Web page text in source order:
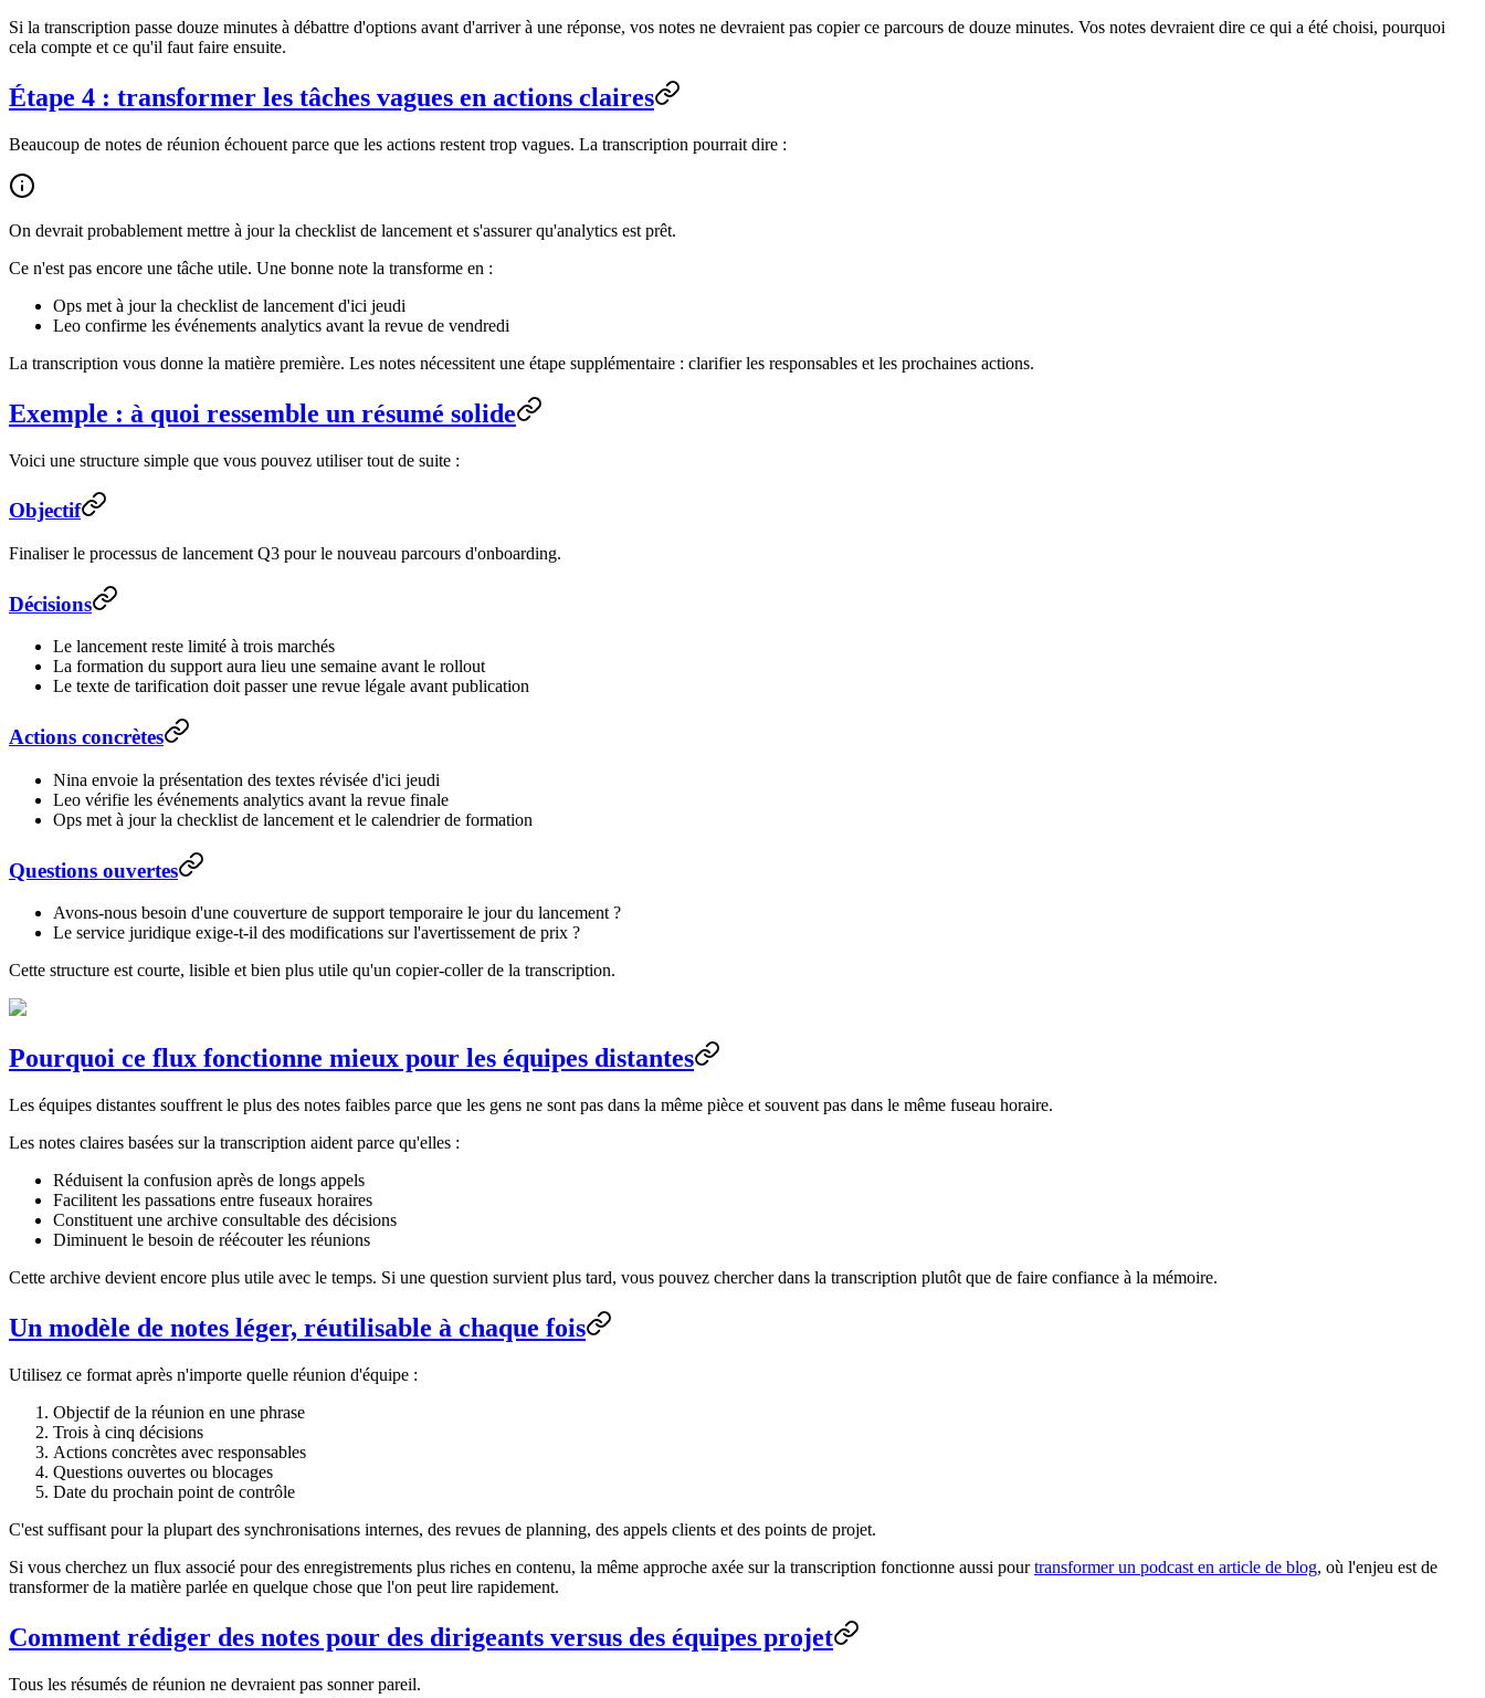
Si la transcription passe douze minutes à débattre d'options avant d'arriver à une réponse, vos notes ne devraient pas copier ce parcours de douze minutes. Vos notes devraient dire ce qui a été choisi, pourquoi
cela compte et ce qu'il faut faire ensuite.
Étape 4 : transformer les tâches vagues en actions claires
Beaucoup de notes de réunion échouent parce que les actions restent trop vagues. La transcription pourrait dire :
On devrait probablement mettre à jour la checklist de lancement et s'assurer qu'analytics est prêt.
Ce n'est pas encore une tâche utile. Une bonne note la transforme en :
Ops met à jour la checklist de lancement d'ici jeudi
Leo confirme les événements analytics avant la revue de vendredi
La transcription vous donne la matière première. Les notes nécessitent une étape supplémentaire : clarifier les responsables et les prochaines actions.
Exemple : à quoi ressemble un résumé solide
Voici une structure simple que vous pouvez utiliser tout de suite :
Objectif
Finaliser le processus de lancement Q3 pour le nouveau parcours d'onboarding.
Décisions
Le lancement reste limité à trois marchés
La formation du support aura lieu une semaine avant le rollout
Le texte de tarification doit passer une revue légale avant publication
Actions concrètes
Nina envoie la présentation des textes révisée d'ici jeudi
Leo vérifie les événements analytics avant la revue finale
Ops met à jour la checklist de lancement et le calendrier de formation
Questions ouvertes
Avons-nous besoin d'une couverture de support temporaire le jour du lancement ?
Le service juridique exige-t-il des modifications sur l'avertissement de prix ?
Cette structure est courte, lisible et bien plus utile qu'un copier-coller de la transcription.
Pourquoi ce flux fonctionne mieux pour les équipes distantes
Les équipes distantes souffrent le plus des notes faibles parce que les gens ne sont pas dans la même pièce et souvent pas dans le même fuseau horaire.
Les notes claires basées sur la transcription aident parce qu'elles :
Réduisent la confusion après de longs appels
Facilitent les passations entre fuseaux horaires
Constituent une archive consultable des décisions
Diminuent le besoin de réécouter les réunions
Cette archive devient encore plus utile avec le temps. Si une question survient plus tard, vous pouvez chercher dans la transcription plutôt que de faire confiance à la mémoire.
Un modèle de notes léger, réutilisable à chaque fois
Utilisez ce format après n'importe quelle réunion d'équipe :
Objectif de la réunion en une phrase
Trois à cinq décisions
Actions concrètes avec responsables
Questions ouvertes ou blocages
Date du prochain point de contrôle
C'est suffisant pour la plupart des synchronisations internes, des revues de planning, des appels clients et des points de projet.
Si vous cherchez un flux associé pour des enregistrements plus riches en contenu, la même approche axée sur la transcription fonctionne aussi pourtransformer un podcast en article de blog, où l'enjeu est de
transformer de la matière parlée en quelque chose que l'on peut lire rapidement.
Comment rédiger des notes pour des dirigeants versus des équipes projet
Tous les résumés de réunion ne devraient pas sonner pareil.